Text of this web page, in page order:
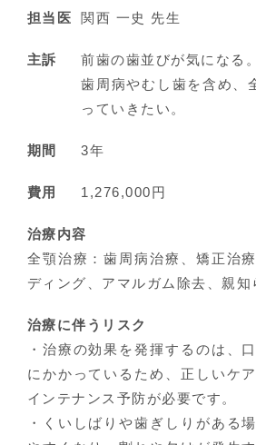
担当医 関西 一史 先生
主訴
前歯の歯並びが気になる。
歯周病やむし歯を含め、
っていきたい。
期間 3年
費用 1,276,000円
治療内容
全顎治療：歯周病治療、矯正治
ディング、アマルガム除去、親知
治療に伴うリスク
・治療の効果を発揮するのは、
にかかっているため、正しいケ
インテナンス予防が必要です。
・くいしばりや歯ぎしりがある